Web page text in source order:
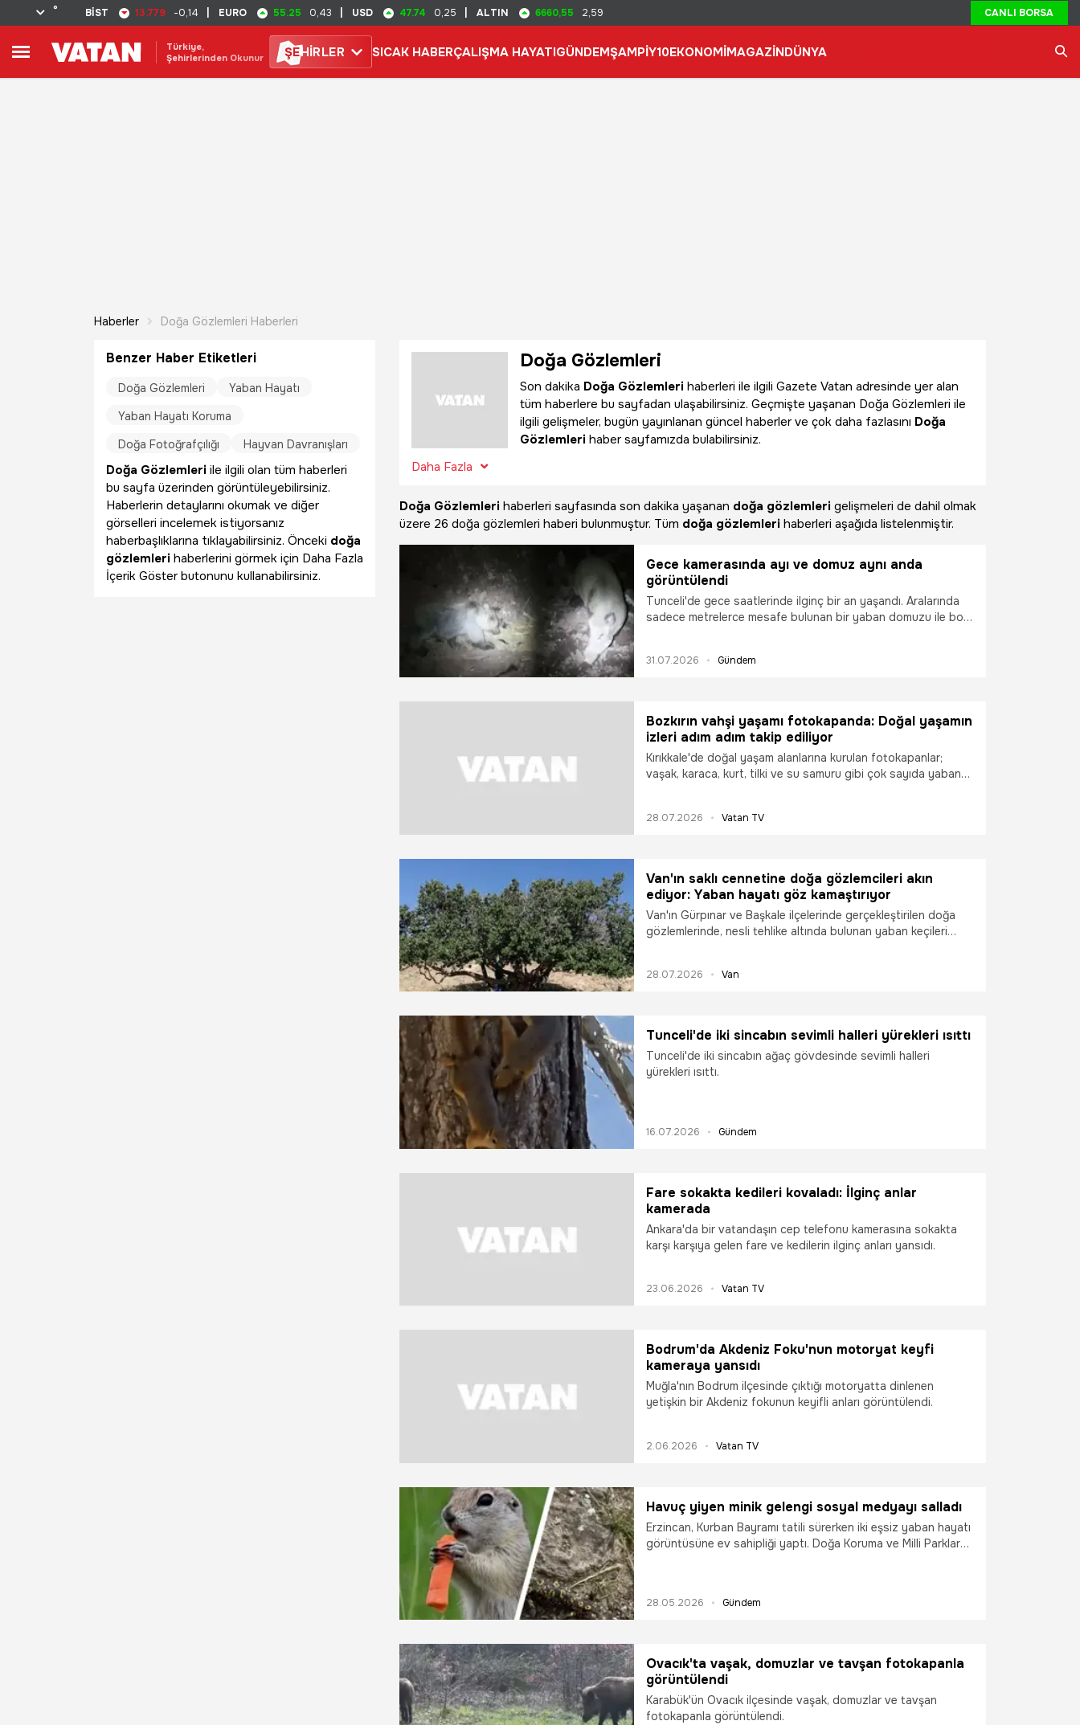
° BİST 13.779 -0,14 EURO 55.25 0,43 USD 47.74 0,25 ALTIN 6660,55 2,59 CANLI BORSA
Türkiye,
Şehirlerinden Okunur
ŞEHİRLER SICAK HABERÇALIŞMA HAYATIGÜNDEMŞAMPİY10EKONOMİMAGAZİNDÜNYA
Haberler Doğa Gözlemleri Haberleri
Doğa Gözlemleri
Son dakika Doğa Gözlemleri haberleri ile ilgili Gazete Vatan adresinde yer alan
tüm haberlere bu sayfadan ulaşabilirsiniz. Geçmişte yaşanan Doğa Gözlemleri ile
ilgili gelişmeler, bugün yayınlanan güncel haberler ve çok daha fazlasını Doğa
Gözlemleri haber sayfamızda bulabilirsiniz.
Daha Fazla
Doğa Gözlemleri haberleri sayfasında son dakika yaşanan doğa gözlemleri gelişmeleri de dahil olmak
üzere 26 doğa gözlemleri haberi bulunmuştur. Tüm doğa gözlemleri haberleri aşağıda listelenmiştir.
Gece kamerasında ayı ve domuz aynı anda
görüntülendi
Tunceli'de gece saatlerinde ilginç bir an yaşandı. Aralarında
sadece metrelerce mesafe bulunan bir yaban domuzu ile boz
31.07.2026 Gündem
Bozkırın vahşi yaşamı fotokapanda: Doğal yaşamın
izleri adım adım takip ediliyor
Kırıkkale'de doğal yaşam alanlarına kurulan fotokapanlar;
vaşak, karaca, kurt, tilki ve su samuru gibi çok sayıda yaban
28.07.2026 Vatan TV
Van'ın saklı cennetine doğa gözlemcileri akın
ediyor: Yaban hayatı göz kamaştırıyor
Van'ın Gürpınar ve Başkale ilçelerinde gerçekleştirilen doğa
gözlemlerinde, nesli tehlike altında bulunan yaban keçileri
28.07.2026 Van
Tunceli'de iki sincabın sevimli halleri yürekleri ısıttı
Tunceli'de iki sincabın ağaç gövdesinde sevimli halleri
yürekleri ısıttı.
16.07.2026 Gündem
Fare sokakta kedileri kovaladı: İlginç anlar
kamerada
Ankara'da bir vatandaşın cep telefonu kamerasına sokakta
karşı karşıya gelen fare ve kedilerin ilginç anları yansıdı.
23.06.2026 Vatan TV
Bodrum'da Akdeniz Foku'nun motoryat keyfi
kameraya yansıdı
Muğla'nın Bodrum ilçesinde çıktığı motoryatta dinlenen
yetişkin bir Akdeniz fokunun keyifli anları görüntülendi.
2.06.2026 Vatan TV
Havuç yiyen minik gelengi sosyal medyayı salladı
Erzincan, Kurban Bayramı tatili sürerken iki eşsiz yaban hayatı
görüntüsüne ev sahipliği yaptı. Doğa Koruma ve Milli Parklar
tükenme tehlikesi altında olan ve nadir görülen Anadolu
canlıların korunması için acil çağrıda bulundu.
28.05.2026 Gündem
Ovacık'ta vaşak, domuzlar ve tavşan fotokapanla
görüntülendi
Karabük'ün Ovacık ilçesinde vaşak, domuzlar ve tavşan
fotokapanla görüntülendi.
Benzer Haber Etiketleri
Doğa Gözlemleri
Yaban Hayatı
Yaban Hayatı Koruma
Doğa Fotoğrafçılığı
Hayvan Davranışları
Doğa Gözlemleri ile ilgili olan tüm haberleri
bu sayfa üzerinden görüntüleyebilirsiniz.
Haberlerin detaylarını okumak ve diğer
görselleri incelemek istiyorsanız
haberbaşlıklarına tıklayabilirsiniz. Önceki doğa
gözlemleri haberlerini görmek için Daha Fazla
İçerik Göster butonunu kullanabilirsiniz.